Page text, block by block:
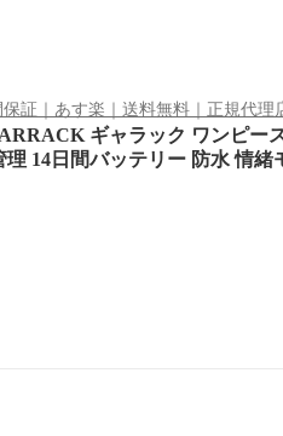
証｜あす楽｜送料無料｜正規代理
ギャラック ワンピ
理 14日間バッテリー 防水 情